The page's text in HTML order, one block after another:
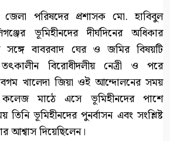
জেলা পরিষদের প্রশাসক মো. হাবিবুল
ভূমিহীনদের দীর্ঘদিনের অধিকার
বাবরবাদ ঘের ও জমির বিষয়টি
বিরোধীদলীয় নেত্রী ও পরে
বেগম খালেদা জিয়া ওই আন্দোলনের সময়
মাঠে এসে ভূমিহীনদের পাশে
তিনি ভূমিহীনদের পুনর্বাসন এবং সংশ্লিষ্ট
আশ্বাস দিয়েছিলেন।